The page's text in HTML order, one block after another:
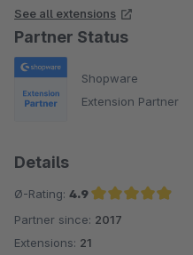
See all extensions
Partner Status
Shopware
Extension Partner
Details
Ø-Rating: 4.9
Average rating of 4.9 out of 5 stars
Partner since: 2017
Extensions: 21